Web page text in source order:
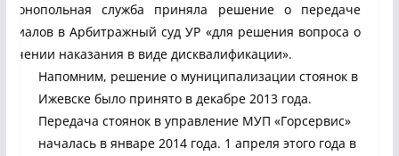
служба приняла решение о передаче
в Арбитражный суд УР «для решения вопроса о
наказания в виде дисквалификации».
Напомним, решение о муниципализации стоянок в
Ижевске было принято в декабре 2013 года.
Передача стоянок в управление МУП «Горсервис»
началась в январе 2014 года. 1 апреля этого года в